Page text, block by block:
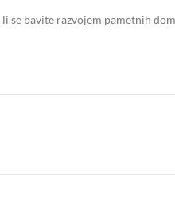
se bavite razvojem pametnih